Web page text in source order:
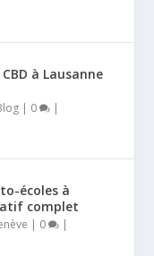
à Lausanne
| 0 |
écoles à
complet
| 0 |